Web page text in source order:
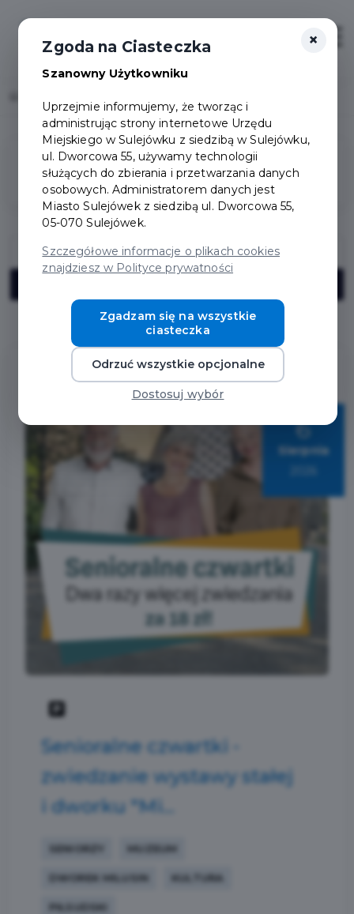
Filtry
Liczba wydarzeń spełniających kryteria: 1.
6
Sierpnia
Senioralne czwartki -
zwiedzanie wystawy stałej
i dworku "Mi...
SENIORZY MUZEUM
DWOREK MILUSIN KULTURA
PIŁSUDSKI
×
Zgoda na Ciasteczka
Szanowny Użytkowniku
Uprzejmie informujemy, że tworząc i
administrując strony internetowe Urzędu
Miejskiego w Sulejówku z siedzibą w Sulejówku,
ul. Dworcowa 55, używamy technologii
służących do zbierania i przetwarzania danych
osobowych. Administratorem danych jest
Miasto Sulejówek z siedzibą ul. Dworcowa 55,
05-070 Sulejówek.
Szczegółowe informacje o plikach cookies
znajdziesz w Polityce prywatności
Zgadzam się na wszystkie
ciasteczka
Odrzuć wszystkie opcjonalne
Dostosuj wybór